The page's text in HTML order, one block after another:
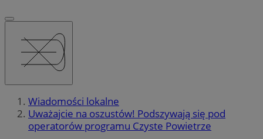
Wiadomości lokalne
Uważajcie na oszustów! Podszywają się pod
operatorów programu Czyste Powietrze